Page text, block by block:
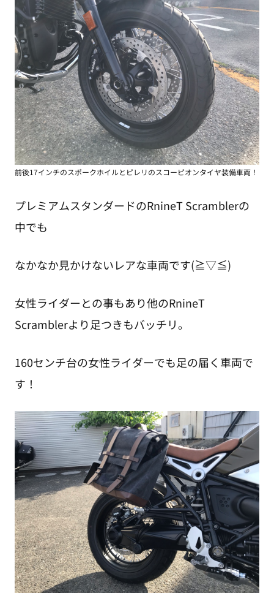
前後17インチのスポークホイルとピレリのスコーピオンタイヤ装備車両！
プレミアムスタンダードのRnineT Scramblerの
中でも
なかなか見かけないレアな車両です(≧▽≦)
女性ライダーとの事もあり他のRnineT
Scramblerより足つきもバッチリ。
160センチ台の女性ライダーでも足の届く車両で
す！